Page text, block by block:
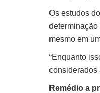
Os estudos
determinação
mesmo em
“Enquanto
considerados
Remédio a